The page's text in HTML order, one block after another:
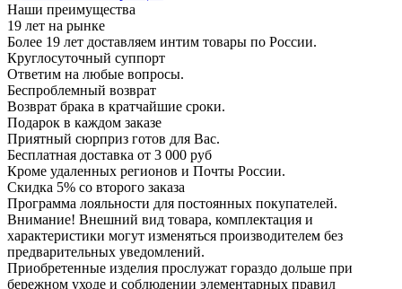
Наши преимущества
19 лет на рынке
Более 19 лет доставляем интим товары по России.
Круглосуточный суппорт
Ответим на любые вопросы.
Беспроблемный возврат
Возврат брака в кратчайшие сроки.
Подарок в каждом заказе
Приятный сюрприз готов для Вас.
Бесплатная доставка от 3 000 руб
Кроме удаленных регионов и Почты России.
Скидка 5% со второго заказа
Программа лояльности для постоянных покупателей.
Внимание! Внешний вид товара, комплектация и
характеристики могут изменяться производителем без
предварительных уведомлений.
Приобретенные изделия прослужат гораздо дольше при
бережном уходе и соблюдении элементарных правил